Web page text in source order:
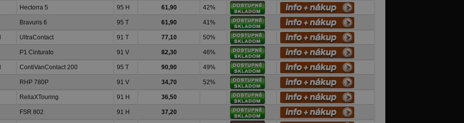
Hectorra 5 95 H 61,90 42%
Bravuris 6 95 T 61,90 41%
UltraContact 91 T 77,10 50%
P1 Cinturato 91 V 82,30 46%
ContiVanContact 200 95 T 90,90 49%
RHP 780P 91 V 34,70 52%
ReliaXTouring 91 H 36,50
FSR 802 91 H 37,20